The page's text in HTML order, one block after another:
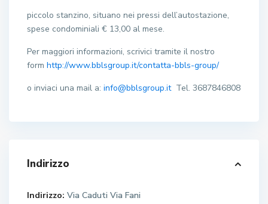
piccolo stanzino, situano nei pressi dell’autostazione,
spese condominiali € 13,00 al mese.
Per maggiori informazioni, scrivici tramite il nostro
form http://www.bblsgroup.it/contatta-bbls-group/
o inviaci una mail a: info@bblsgroup.itTel. 3687846808
Indirizzo
Indirizzo: Via Caduti Via Fani